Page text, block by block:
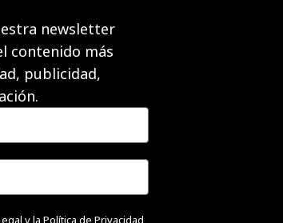
newsletter
contenido más
publicidad,
y la Política de Privacidad